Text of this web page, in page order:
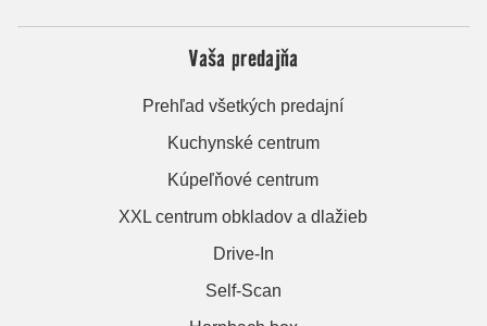
Vaša predajňa
Prehľad všetkých predajní
Kuchynské centrum
Kúpeľňové centrum
XXL centrum obkladov a dlažieb
Drive-In
Self-Scan